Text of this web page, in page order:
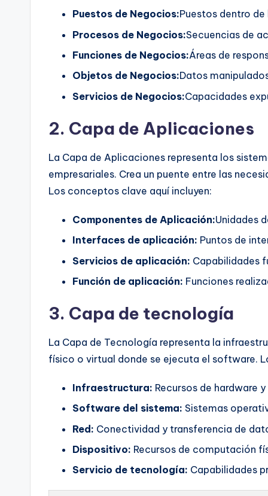
Puestos de Negocios:Puestos dentro
Procesos de Negocios:Secuencias de
Funciones de Negocios:Áreas de
Objetos de Negocios:Datos
Servicios de Negocios:Capacidades
2. Capa de Aplicaciones
La Capa de Aplicaciones representa los
empresariales. Crea un puente entre las
Los conceptos clave aquí incluyen:
Componentes de Aplicación:Unidades
Interfaces de aplicación: Puntos de
Servicios de aplicación: Capabilidades
Función de aplicación: Funciones
3. Capa de tecnología
La Capa de Tecnología representa la
físico o virtual donde se ejecuta el software.
Infraestructura: Recursos de hardware y
Software del sistema: Sistemas
Red: Conectividad y transferencia de
Dispositivo: Recursos de computación
Servicio de tecnología: Capabilidades